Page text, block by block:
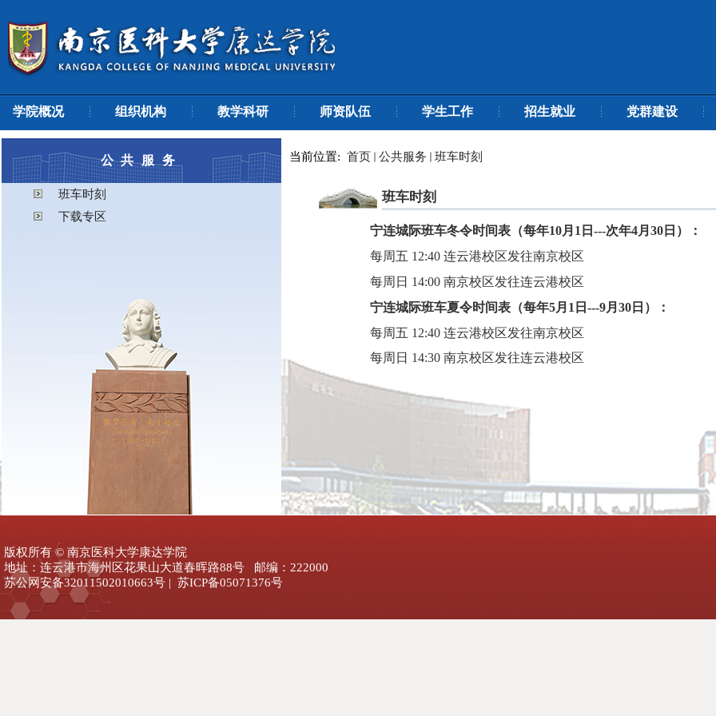
学院概况 组织机构 教学科研 师资队伍 学生工作 招生就业 党群建设
公共服务
班车时刻
下载专区
当前位置: 首页 公共服务 班车时刻
班车时刻
宁连城际班车冬令时间表（每年10月 1 日---次年4月30 日）：
每周五 12:40 连云港校区发往南京校区
每周日 14:00 南京校区发往连云港校区
宁连城际班车夏令时间表（每年5月 1 日---9月30 日）：
每周五 12:40 连云港校区发往南京校区
每周日 14:30 南京校区发往连云港校区
版权所有 © 南京医科大学康达学院
地址：连云港市海州区花果山大道春晖路88号 邮编：222000
苏公网安备32011502010663号 | 苏ICP备05071376号